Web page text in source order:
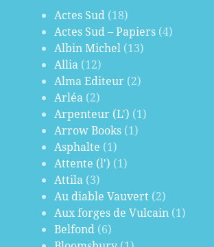
Actes Sud (18)
Actes Sud – Papiers (4)
Albin Michel (13)
Allia (12)
Alma Editeur (2)
Arléa (2)
Arpenteur (L') (1)
Arrow Books (1)
Asphalte (1)
Attente (l') (1)
Attila (3)
Au diable Vauvert (2)
Aux forges de Vulcain (1)
Belfond (6)